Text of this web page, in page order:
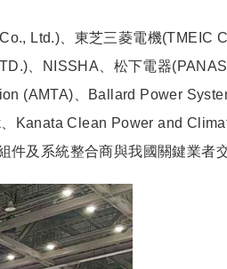
Ltd.)、東芝三菱電機(TMEIC
、NISSHA、松下電器
(AMTA)、Ballard Power
Clean Power and
及系統整合商與我國關鍵業者